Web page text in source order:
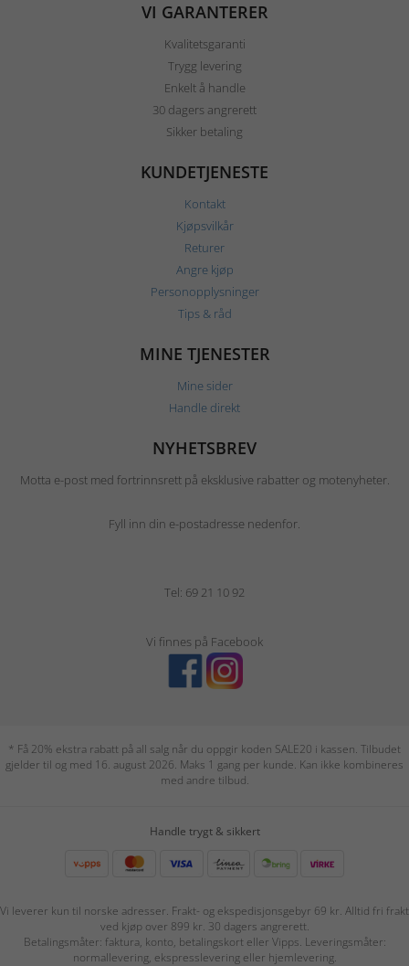
VI GARANTERER
Kvalitetsgaranti
Trygg levering
Enkelt å handle
30 dagers angrerett
Sikker betaling
KUNDETJENESTE
Kontakt
Kjøpsvilkår
Returer
Angre kjøp
Personopplysninger
Tips & råd
MINE TJENESTER
Mine sider
Handle direkt
NYHETSBREV
Motta e-post med fortrinnsrett på eksklusive rabatter og motenyheter.
Fyll inn din e-postadresse nedenfor.
Tel: 69 21 10 92
Vi finnes på Facebook
* Få 20% ekstra rabatt på all salg når du oppgir koden SALE20 i kassen. Tilbudet
gjelder til og med 16. august 2026. Maks 1 gang per kunde. Kan ikke kombineres
med andre tilbud.
Handle trygt & sikkert
Vi leverer kun til norske adresser. Frakt- og ekspedisjonsgebyr 69 kr. Alltid fri frakt
ved kjøp over 899 kr. 30 dagers angrerett.
Betalingsmåter: faktura, konto, betalingskort eller Vipps. Leveringsmåter:
normallevering, ekspresslevering eller hjemlevering.